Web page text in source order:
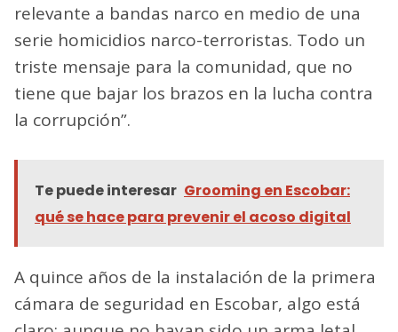
relevante a bandas narco en medio de una
serie homicidios narco-terroristas. Todo un
triste mensaje para la comunidad, que no
tiene que bajar los brazos en la lucha contra
la corrupción”.
Te puede interesar Grooming en Escobar:
qué se hace para prevenir el acoso digital
A quince años de la instalación de la primera
cámara de seguridad en Escobar, algo está